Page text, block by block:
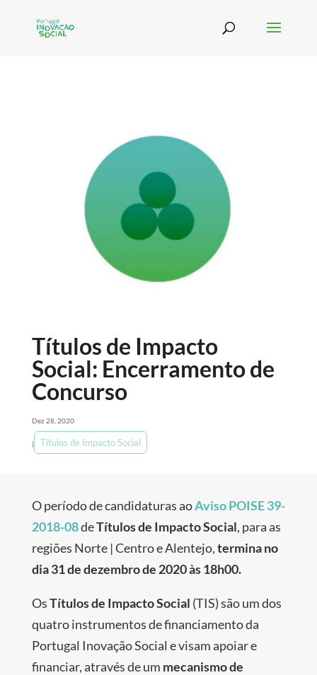
Títulos de Impacto
Social: Encerramento de
Concurso
Dez 28, 2020
| Títulos de Impacto Social
O período de candidaturas aoAviso POISE 39-
2018-08deTítulos de Impacto Social, para as
regiões Norte | Centro e Alentejo,termina no
dia 31 de dezembro de 2020 às 18h00.
OsTítulos de Impacto Social (TIS) são um dos
quatro instrumentos de financiamento da
Portugal Inovação Social e visam apoiar e
financiar, através de um mecanismo de